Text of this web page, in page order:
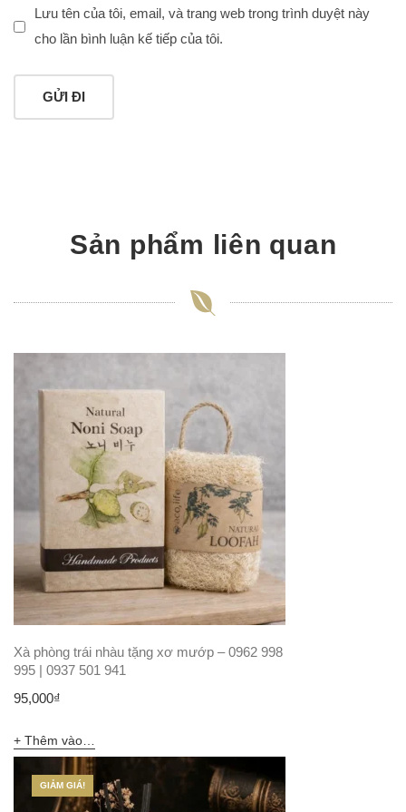
Lưu tên của tôi, email, và trang web trong trình duyệt này
cho lần bình luận kế tiếp của tôi.
Sản phẩm liên quan
Xà phòng trái nhàu tặng xơ mướp – 0962 998
995 | 0937 501 941
95,000₫
Thêm vào giỏ hàng
GIẢM GIÁ!